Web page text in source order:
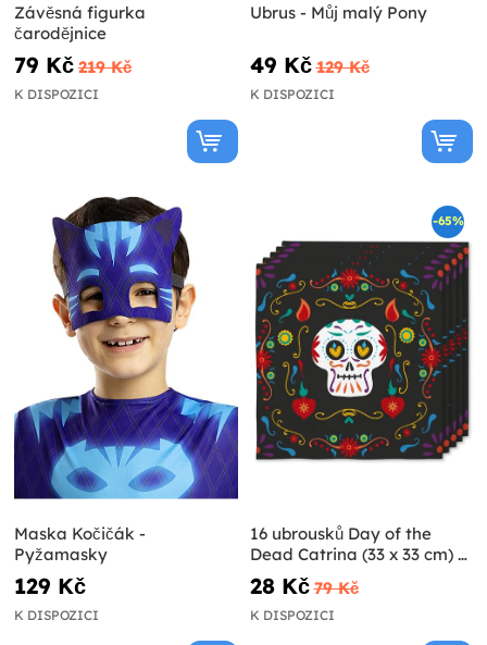
Závěsná figurka
čarodějnice
79 Kč 219 Kč
K DISPOZICI
Ubrus - Můj malý Pony
49 Kč 129 Kč
K DISPOZICI
Maska Kočičák -
Pyžamasky
129 Kč
K DISPOZICI
-65%
16 ubrousků Day of the
Dead Catrina (33 x 33 cm) -
Day of the Dead
28 Kč 79 Kč
K DISPOZICI